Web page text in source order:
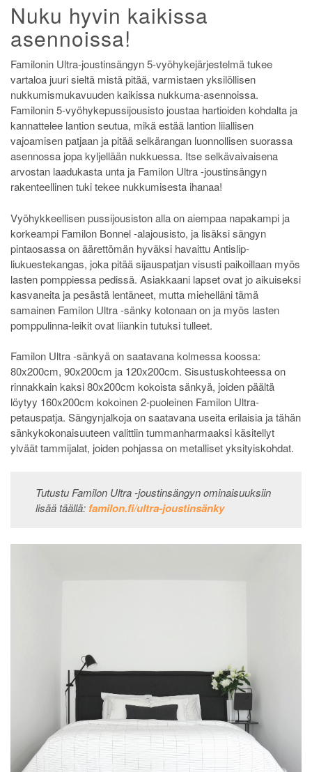
Nuku hyvin kaikissa
asennoissa!
Familonin Ultra-joustinsängyn 5-vyöhykejärjestelmä tukee
vartaloa juuri sieltä mistä pitää, varmistaen yksilöllisen
nukkumismukavuuden kaikissa nukkuma-asennoissa.
Familonin 5-vyöhykepussijousisto joustaa hartioiden kohdalta ja
kannattelee lantion seutua, mikä estää lantion liiallisen
vajoamisen patjaan ja pitää selkärangan luonnollisen suorassa
asennossa jopa kyljellään nukkuessa. Itse selkävaivaisena
arvostan laadukasta unta ja Familon Ultra -joustinsängyn
rakenteellinen tuki tekee nukkumisesta ihanaa!
Vyöhykkeellisen pussijousiston alla on aiempaa napakampi ja
korkeampi Familon Bonnel -alajousisto, ja lisäksi sängyn
pintaosassa on äärettömän hyväksi havaittu Antislip-
liukuestekangas, joka pitää sijauspatjan visusti paikoillaan myös
lasten pomppiessa pedissä. Asiakkaani lapset ovat jo aikuiseksi
kasvaneita ja pesästä lentäneet, mutta miehelläni tämä
samainen Familon Ultra -sänky kotonaan on ja myös lasten
pomppulinna-leikit ovat liiankin tutuksi tulleet.
Familon Ultra -sänkyä on saatavana kolmessa koossa:
80x200cm, 90x200cm ja 120x200cm. Sisustuskohteessa on
rinnakkain kaksi 80x200cm kokoista sänkyä, joiden päältä
löytyy 160x200cm kokoinen 2-puoleinen Familon Ultra-
petauspatja. Sängynjalkoja on saatavana useita erilaisia ja tähän
sänkykokonaisuuteen valittiin tummanharmaaksi käsitellyt
ylväät tammijalat, joiden pohjassa on metalliset yksityiskohdat.
Tutustu Familon Ultra -joustinsängyn ominaisuuksiin
lisää täällä: familon.fi/ultra-joustinsänky